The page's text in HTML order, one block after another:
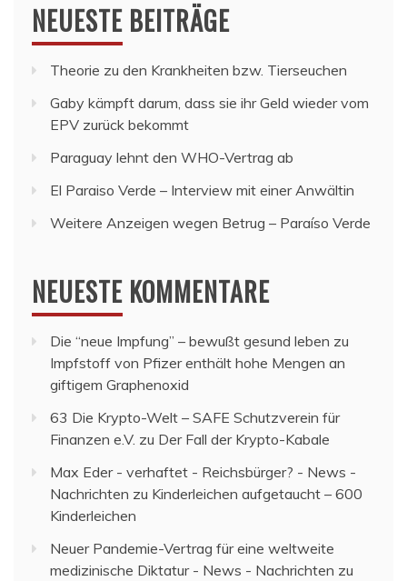
NEUESTE BEITRÄGE
Theorie zu den Krankheiten bzw. Tierseuchen
Gaby kämpft darum, dass sie ihr Geld wieder vom
EPV zurück bekommt
Paraguay lehnt den WHO-Vertrag ab
El Paraiso Verde – Interview mit einer Anwältin
Weitere Anzeigen wegen Betrug – Paraíso Verde
NEUESTE KOMMENTARE
Die “neue Impfung” – bewußt gesund leben zu
Impfstoff von Pfizer enthält hohe Mengen an
giftigem Graphenoxid
63 Die Krypto-Welt – SAFE Schutzverein für
Finanzen e.V. zu Der Fall der Krypto-Kabale
Max Eder - verhaftet - Reichsbürger? - News -
Nachrichten zu Kinderleichen aufgetaucht – 600
Kinderleichen
Neuer Pandemie-Vertrag für eine weltweite
medizinische Diktatur - News - Nachrichten zu